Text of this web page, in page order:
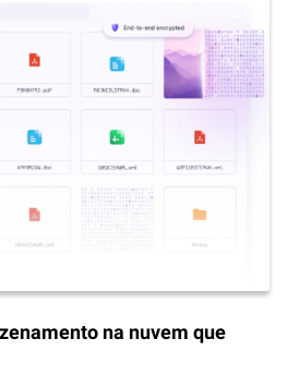
na nuvem que